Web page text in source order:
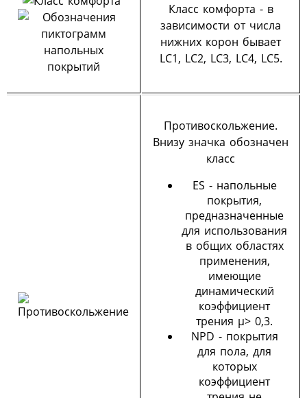
Класс комфорта - в
зависимости от числа
нижних корон бывает
LC1, LC2, LC3, LC4, LC5.
Противоскольжение.
Внизу значка обозначен
класс
ES - напольные
покрытия,
предназначенные
для использования
в общих областях
применения,
имеющие
динамический
коэффициент
трения μ> 0,3.
NPD - покрытия
для пола, для
которых
коэффициент